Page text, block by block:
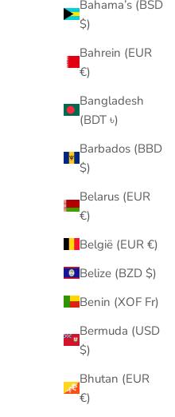
Bahama’s (BSD
$)
Bahrein (EUR
€)
Bangladesh
(BDT ৳)
Barbados (BBD
$)
Belarus (EUR
€)
België (EUR €)
Belize (BZD $)
Benin (XOF Fr)
Bermuda (USD
$)
Bhutan (EUR
€)